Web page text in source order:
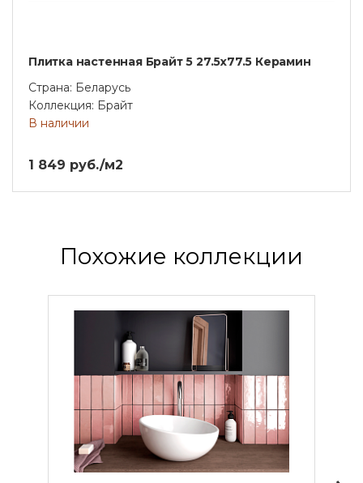
Плитка настенная Брайт 5 27.5x77.5 Керамин
Страна: Беларусь
Коллекция: Брайт
В наличии
1 849 руб./м2
Похожие коллекции